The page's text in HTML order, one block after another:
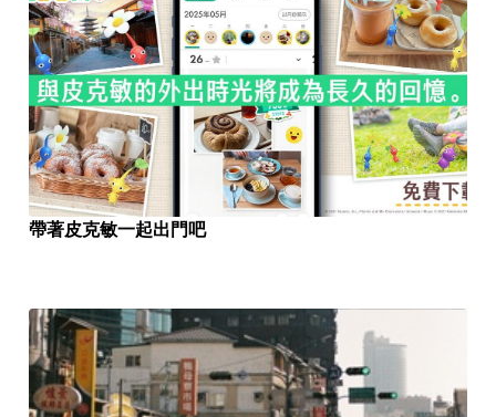
帶著皮克敏一起出門吧